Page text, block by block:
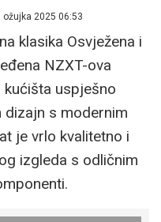
modularan dizajn, atraktivan
prostrana unutrašnjost,
hlađenja, podrška za novu
stražnje strane, dobro
materijala, nedovoljno
ventilatora, djeluje jeftino na
kućišta, više se isplati model
ožujka 2025 06:53
klasika Osvježena i
NZXT-ova
uspješno
dizajn s modernim
je vrlo kvalitetno i
izgleda s odličnim